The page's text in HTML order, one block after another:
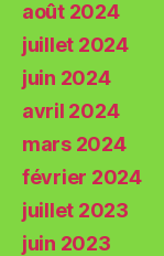
août 2024
juillet 2024
juin 2024
avril 2024
mars 2024
février 2024
juillet 2023
juin 2023